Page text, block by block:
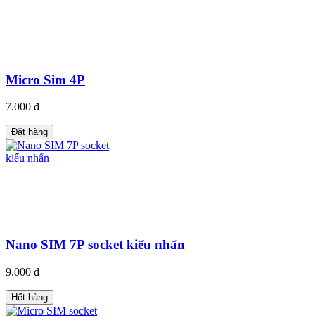
Micro Sim 4P
7.000 đ
Đặt hàng
Nano SIM 7P socket kiểu nhấn
9.000 đ
Hết hàng